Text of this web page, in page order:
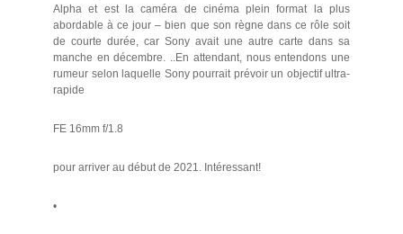
Alpha et est la caméra de cinéma plein format la plus
abordable à ce jour – bien que son règne dans ce rôle soit
de courte durée, car Sony avait une autre carte dans sa
manche en décembre. ..En attendant, nous entendons une
rumeur selon laquelle Sony pourrait prévoir un objectif ultra-
rapide
FE 16mm f/1.8
pour arriver au début de 2021. Intéressant!
•